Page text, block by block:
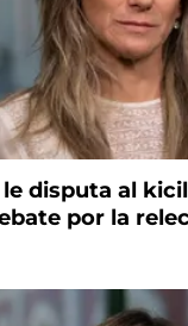
disputa al
por la